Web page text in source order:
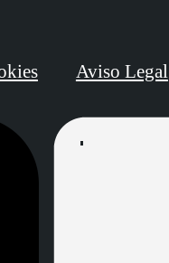
Aviso Legal